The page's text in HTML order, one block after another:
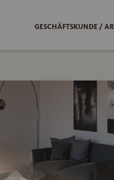
GESCHÄFTSKUNDE /